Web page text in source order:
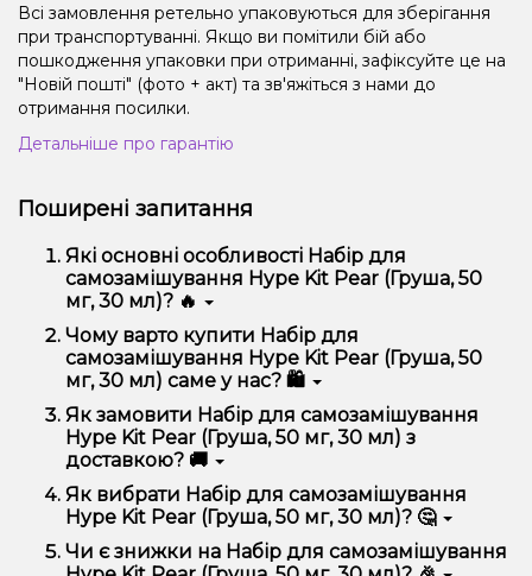
Всі замовлення ретельно упаковуються для зберігання
при транспортуванні. Якщо ви помітили бій або
пошкодження упаковки при отриманні, зафіксуйте це на
"Новій пошті" (фото + акт) та зв'яжіться з нами до
отримання посилки.
Детальніше про гарантію
Поширені запитання
Які основні особливості Набір для
самозамішування Hype Kit Pear (Груша, 50
мг, 30 мл)? 🔥
Набір для самозамішування Hype Kit Pear (Груша,
50 мг, 30 мл) відрізняється високою якістю,
зручністю використання та надійністю.
Чому варто купити Набір для
самозамішування Hype Kit Pear (Груша, 50
мг, 30 мл) саме у нас? 🛍️
Ми пропонуємо тільки оригінальну продукцію,
широкий асортимент, вигідні ціни та швидку
доставку. Крім того, у нас регулярні акції та знижки
для клієнтів!
Як замовити Набір для самозамішування
Hype Kit Pear (Груша, 50 мг, 30 мл) з
доставкою? 🚚
Оформити замовлення можна в кілька кліків:
Додайте Набір для самозамішування Hype Kit
Pear (Груша, 50 мг, 30 мл) до кошика.
Перейдіть до оформлення замовлення.
Як вибрати Набір для самозамішування
Hype Kit Pear (Груша, 50 мг, 30 мл)? 🤔
Вибір залежить від ваших уподобань – наприклад,
якщо це кальян, враховуйте розмір, матеріал та тип
Чи є знижки на Набір для самозамішування